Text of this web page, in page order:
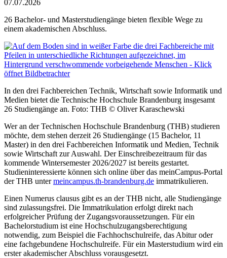
07.07.2026
26 Bachelor- und Masterstudiengänge bieten flexible Wege zu
einem akademischen Abschluss.
In den drei Fachbereichen Technik, Wirtschaft sowie Informatik und
Medien bietet die Technische Hochschule Brandenburg insgesamt
26 Studiengänge an. Foto: THB © Oliver Karaschewski
Wer an der Technischen Hochschule Brandenburg (THB) studieren
möchte, dem stehen derzeit 26 Studiengänge (15 Bachelor, 11
Master) in den drei Fachbereichen Informatik und Medien, Technik
sowie Wirtschaft zur Auswahl. Der Einschreibezeitraum für das
kommende Wintersemester 2026/2027 ist bereits gestartet.
Studieninteressierte können sich online über das meinCampus-Portal
der THB untermeincampus.th-brandenburg.de immatrikulieren.
Einen Numerus clausus gibt es an der THB nicht, alle Studiengänge
sind zulassungsfrei. Die Immatrikulation erfolgt direkt nach
erfolgreicher Prüfung der Zugangsvoraussetzungen. Für ein
Bachelorstudium ist eine Hochschulzugangsberechtigung
notwendig, zum Beispiel die Fachhochschulreife, das Abitur oder
eine fachgebundene Hochschulreife. Für ein Masterstudium wird ein
erster akademischer Abschluss vorausgesetzt.